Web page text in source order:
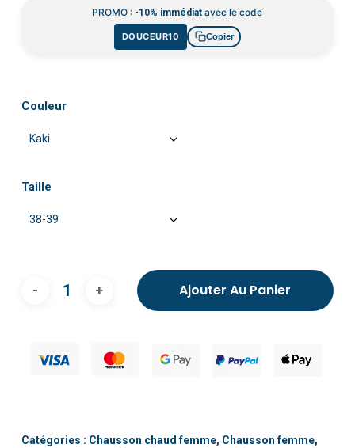
PROMO : -10% immédiat avec le code
DOUCEUR10 Copier
Couleur
Taille
Ajouter Au Panier
Catégories : Chausson chaud femme, Chausson femme,